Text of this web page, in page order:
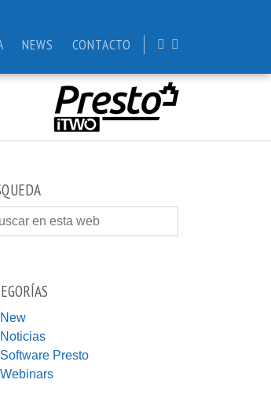
NEWS CONTACTO
New
Noticias
Software Presto
Webinars